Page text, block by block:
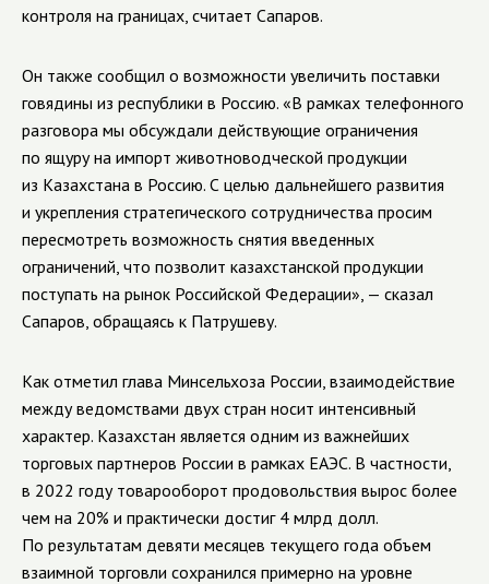
контроля на границах, считает Сапаров.
Он также сообщил о возможности увеличить поставки
говядины из республики в Россию. «В рамках телефонного
разговора мы обсуждали действующие ограничения
по ящуру на импорт животноводческой продукции
из Казахстана в Россию. С целью дальнейшего развития
и укрепления стратегического сотрудничества просим
пересмотреть возможность снятия введенных
ограничений, что позволит казахстанской продукции
поступать на рынок Российской Федерации», — сказал
Сапаров, обращаясь к Патрушеву.
Как отметил глава Минсельхоза России, взаимодействие
между ведомствами двух стран носит интенсивный
характер. Казахстан является одним из важнейших
торговых партнеров России в рамках ЕАЭС. В частности,
в 2022 году товарооборот продовольствия вырос более
чем на 20% и практически достиг 4 млрд долл.
По результатам девяти месяцев текущего года объем
взаимной торговли сохранился примерно на уровне